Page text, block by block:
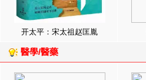
开太平：宋太祖赵匡胤
醫學/醫藥